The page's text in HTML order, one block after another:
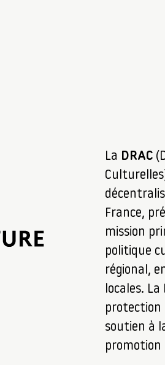
La DRAC
France,
mission
politique
régional,
locales. La
protection
soutien à
promotion